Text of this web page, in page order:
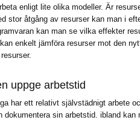
enligt lite olika modeller. Är
stor åtgång av resurser kan man i
kan man se vilka effekter
enkelt jämföra resurser mot den
uppge arbetstid
har ett relativt självstädnigt arbete
dokumentera sin arbetstid. ibland kan